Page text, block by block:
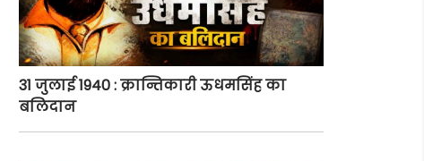
31 जुलाई 1940 : क्रान्तिकारी ऊधमसिंह का
बलिदान